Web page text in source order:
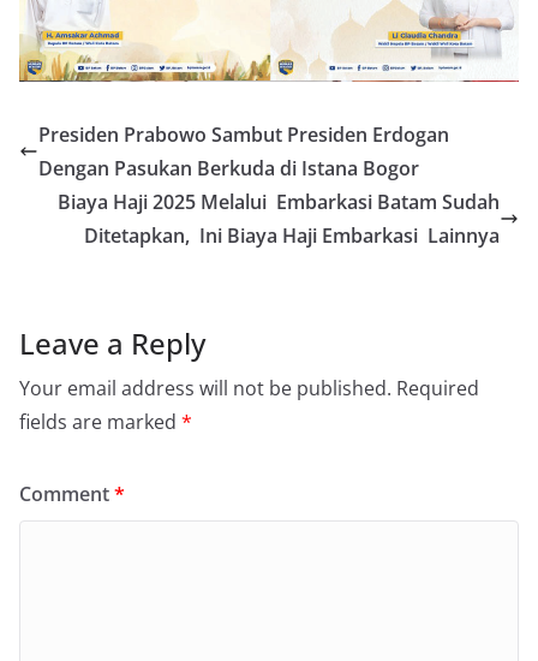
Presiden Prabowo Sambut Presiden Erdogan
Dengan Pasukan Berkuda di Istana Bogor
Biaya Haji 2025 Melalui Embarkasi Batam Sudah
Ditetapkan, Ini Biaya Haji Embarkasi Lainnya
Leave a Reply
Your email address will not be published. Required
fields are marked *
Comment*